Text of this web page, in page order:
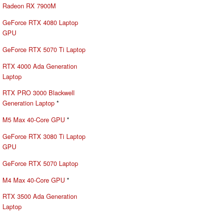
Radeon RX 7900M
GeForce RTX 4080 Laptop
GPU
GeForce RTX 5070 Ti Laptop
RTX 4000 Ada Generation
Laptop
RTX PRO 3000 Blackwell
Generation Laptop *
M5 Max 40-Core GPU *
GeForce RTX 3080 Ti Laptop
GPU
GeForce RTX 5070 Laptop
M4 Max 40-Core GPU *
RTX 3500 Ada Generation
Laptop